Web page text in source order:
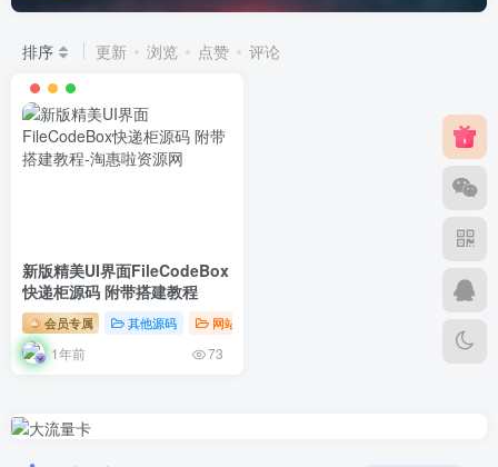
排序 更新 浏览 点赞 评论
新版精美UI界面FileCodeBox
快递柜源码 附带搭建教程
会员专属 其他源码 网站源码
1年前 73